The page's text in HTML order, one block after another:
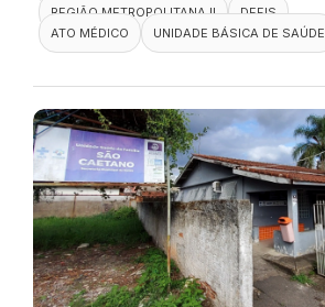
REGIÃO METROPOLITANA II
DEFIS
ATO MÉDICO
UNIDADE BÁSICA DE SAÚDE